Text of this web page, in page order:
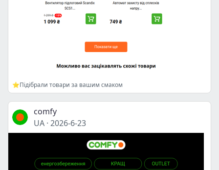
⭐Підібрали товари за вашим смаком
comfy
UA · 2026-6-23